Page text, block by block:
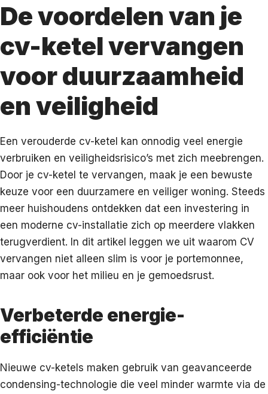
De voordelen van je
cv-ketel vervangen
voor duurzaamheid
en veiligheid
Een verouderde cv-ketel kan onnodig veel energie
verbruiken en veiligheidsrisico’s met zich meebrengen.
Door je cv-ketel te vervangen, maak je een bewuste
keuze voor een duurzamere en veiliger woning. Steeds
meer huishoudens ontdekken dat een investering in
een moderne cv-installatie zich op meerdere vlakken
terugverdient. In dit artikel leggen we uit waarom CV
vervangen niet alleen slim is voor je portemonnee,
maar ook voor het milieu en je gemoedsrust.
Verbeterde energie-
efficiëntie
Nieuwe cv-ketels maken gebruik van geavanceerde
condensing-technologie die veel minder warmte via de